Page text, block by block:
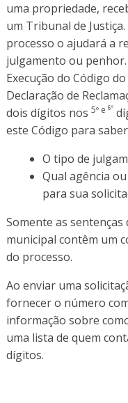
uma propriedade,
um Tribunal de
processo o ajudará a
julgamento ou
Execução do Código
Declaração de
dois dígitos nos 5º e 6º
este Código para
O tipo de
Qual agência
para sua
Somente as
municipal contêm um
do processo.
Ao enviar uma
fornecer o número
informação sobre
uma lista de quem
dígitos.